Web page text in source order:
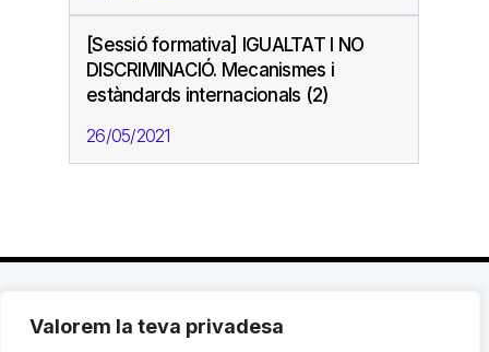
Valorem la teva privadesa
[Sessió formativa] IGUALTAT I NO
DISCRIMINACIÓ. Mecanismes i
estàndards internacionals (2)
26/05/2021
C. Avinyó 44, 2n | 08002 Barcelona |